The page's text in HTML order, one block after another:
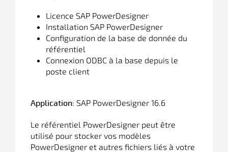
Licence SAP PowerDesigner
Installation SAP PowerDesigner
Configuration de la base de donnée du
référentiel
Connexion ODBC à la base depuis le
poste client
Application: SAP PowerDesigner 16.6
Le référentiel PowerDesigner peut être
utilisé pour stocker vos modèles
PowerDesigner et autres fichiers liés à votre